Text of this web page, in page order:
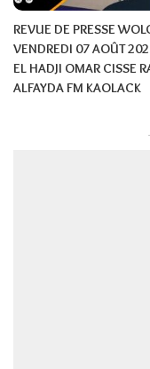
REVUE DE PRESSE
VENDREDI 07 AOÛT
EL HADJI OMAR CISSE
ALFAYDA FM KAOLACK